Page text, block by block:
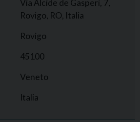
Via Alcide de Gasperi, 7,
Rovigo, RO, Italia
Rovigo
45100
Veneto
Italia